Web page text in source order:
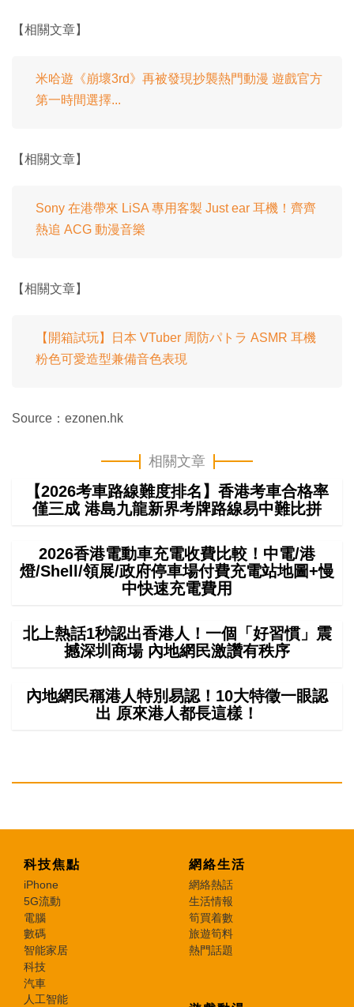
【相關文章】
米哈遊《崩壞3rd》再被發現抄襲熱門動漫 遊戲官方
第一時間選擇...
【相關文章】
Sony 在港帶來 LiSA 專用客製 Just ear 耳機！齊齊
熱追 ACG 動漫音樂
【相關文章】
【開箱試玩】日本 VTuber 周防パトラ ASMR 耳機
粉色可愛造型兼備音色表現
Source：ezonen.hk
相關文章
【2026考車路線難度排名】香港考車合格率
僅三成 港島九龍新界考牌路線易中難比拼
2026香港電動車充電收費比較！中電/港
燈/Shell/領展/政府停車場付費充電站地圖+慢
中快速充電費用
北上熱話1秒認出香港人！一個「好習慣」震
撼深圳商場 內地網民激讚有秩序
內地網民稱港人特別易認！10大特徵一眼認
出 原來港人都長這樣！
科技焦點
iPhone
5G流動
電腦
數碼
智能家居
科技
汽車
人工智能
網絡生活
網絡熱話
生活情報
筍買着數
旅遊筍料
熱門話題